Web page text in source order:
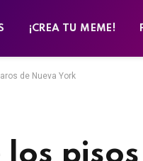
¡CREA TU MEME!
de Nueva York